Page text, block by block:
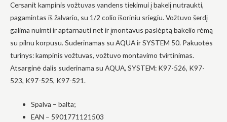
Cersanit kampinis vožtuvas vandens tiekimui į bakelį nutraukti,
pagamintas iš žalvario, su 1/2 colio išoriniu sriegiu. Vožtuvo šerdį
galima nuimti ir aptarnauti net ir įmontavus paslėptą bakelio rėmą
su pilnu korpusu. Suderinamas su AQUA ir SYSTEM 50. Pakuotės
turinys: kampinis vožtuvas, vožtuvo montavimo tvirtinimas.
Atsarginė dalis suderinama su AQUA, SYSTEM: K97-526, K97-
523, K97-525, K97-521.
Spalva – balta;
EAN – 5901771121503
į tai, kaip
svetainė yra
naudojama.
Patirtis
Kad mūsų
svetainė
veiktų kuo
metu. Jei
atsisakysite